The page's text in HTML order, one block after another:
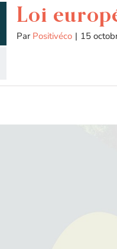
Loi
Par Positivéco | 15